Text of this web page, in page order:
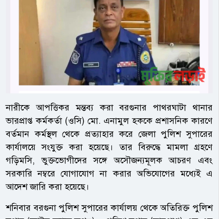
নারীকে আপত্তিকর মন্তব্য করা বরগুনার পাথরঘাটা থানার
ভারপ্রাপ্ত কর্মকর্তা (ওসি) মো. এনামুল হককে প্রশাসনিক কারণে
বর্তমান কর্মস্থল থেকে প্রত্যাহার করে জেলা পুলিশ সুপারের
কার্যালয়ে সংযুক্ত করা হয়েছে। তার বিরুদ্ধে মামলা গ্রহণে
গড়িমসি, ভুক্তভোগীদের সঙ্গে অসৌজন্যমূলক আচরণ এবং
সরকারি নম্বরে যোগাযোগ না করার অভিযোগের মধ্যেই এ
আদেশ জারি করা হয়েছে।
শনিবার বরগুনা পুলিশ সুপারের কার্যালয় থেকে অতিরিক্ত পুলিশ